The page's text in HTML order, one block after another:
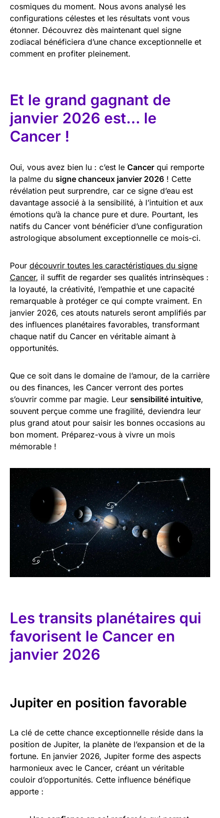
cosmiques du moment. Nous avons analysé les
configurations célestes et les résultats vont vous
étonner. Découvrez dès maintenant quel signe
zodiacal bénéficiera d’une chance exceptionnelle et
comment en profiter pleinement.
Et le grand gagnant de
janvier 2026 est… le
Cancer !
Oui, vous avez bien lu : c’est le Cancer qui remporte
la palme du signe chanceux janvier 2026 ! Cette
révélation peut surprendre, car ce signe d’eau est
davantage associé à la sensibilité, à l’intuition et aux
émotions qu’à la chance pure et dure. Pourtant, les
natifs du Cancer vont bénéficier d’une configuration
astrologique absolument exceptionnelle ce mois-ci.
Pour découvrir toutes les caractéristiques du signe
Cancer, il suffit de regarder ses qualités intrinsèques :
la loyauté, la créativité, l’empathie et une capacité
remarquable à protéger ce qui compte vraiment. En
janvier 2026, ces atouts naturels seront amplifiés par
des influences planétaires favorables, transformant
chaque natif du Cancer en véritable aimant à
opportunités.
Que ce soit dans le domaine de l’amour, de la carrière
ou des finances, les Cancer verront des portes
s’ouvrir comme par magie. Leur sensibilité intuitive,
souvent perçue comme une fragilité, deviendra leur
plus grand atout pour saisir les bonnes occasions au
bon moment. Préparez-vous à vivre un mois
mémorable !
Les transits planétaires qui
favorisent le Cancer en
janvier 2026
Jupiter en position favorable
La clé de cette chance exceptionnelle réside dans la
position de Jupiter, la planète de l’expansion et de la
fortune. En janvier 2026, Jupiter forme des aspects
harmonieux avec le Cancer, créant un véritable
couloir d’opportunités. Cette influence bénéfique
apporte :